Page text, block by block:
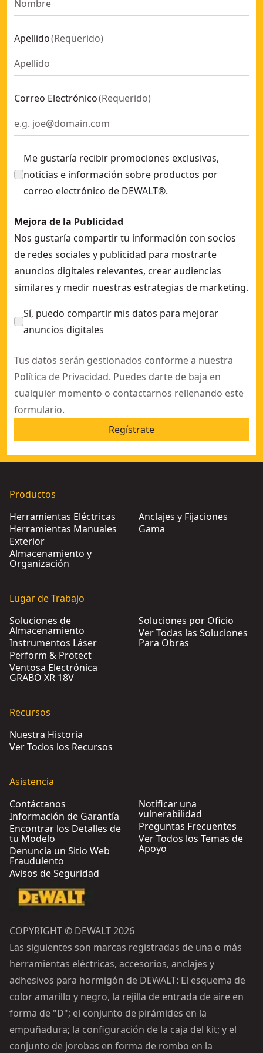
Anclaje de cuerpo expandible FHS12x65 Znc Pltd- SKU:
Anclaje de golpeo galvanizado DM-LIP-PRO M8
Anclaje de cuerpo expandible FHS10x100 Znc Pltd
Anclaje de golpeo galvanizado DM-LIP-PRO M12
Anclaje de golpeo galvanizado DM-PRO M12
Anclaje de golpeo galvanizado DM-PRO M16
Apellido(Requerido)
Correo Electrónico(Requerido)
Me gustaría recibir promociones exclusivas,
noticias e información sobre productos por
correo electrónico de DEWALT®.
Mejora de la Publicidad
Nos gustaría compartir tu información con socios
de redes sociales y publicidad para mostrarte
anuncios digitales relevantes, crear audiencias
similares y medir nuestras estrategias de marketing.
Sí, puedo compartir mis datos para mejorar
anuncios digitales
Tus datos serán gestionados conforme a nuestra
Política de Privacidad. Puedes darte de baja en
cualquier momento o contactarnos rellenando este
formulario.
Regístrate
Productos
Herramientas Eléctricas
Herramientas Manuales
Exterior
Almacenamiento y
Organización
Anclajes y Fijaciones
Gama
Lugar de Trabajo
Soluciones de
Almacenamiento
Instrumentos Láser
Perform & Protect
Ventosa Electrónica
GRABO XR 18V
Soluciones por Oficio
Ver Todas las Soluciones
Para Obras
Recursos
Nuestra Historia
Ver Todos los Recursos
Asistencia
Contáctanos
Información de Garantía
Encontrar los Detalles de
tu Modelo
Denuncia un Sitio Web
Fraudulento
Avisos de Seguridad
Notificar una
vulnerabilidad
Preguntas Frecuentes
Ver Todos los Temas de
Apoyo
COPYRIGHT © DEWALT 2026
Las siguientes son marcas registradas de una o más
herramientas eléctricas, accesorios, anclajes y
adhesivos para hormigón de DEWALT: El esquema de
color amarillo y negro, la rejilla de entrada de aire en
forma de "D"; el conjunto de pirámides en la
empuñadura; la configuración de la caja del kit; y el
conjunto de jorobas en forma de rombo en la